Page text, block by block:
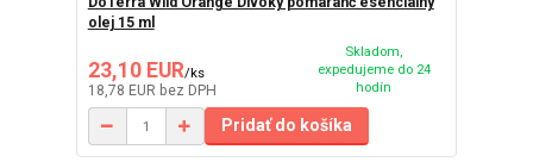
olej 15 ml
23,10 EUR/ks
18,78 EUR bez DPH
Skladom,
expedujeme do 24
hodín
Pridať do košíka